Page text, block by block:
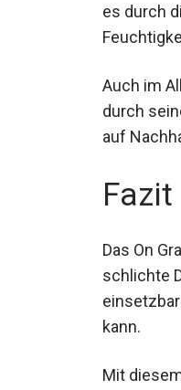
es durch
Auch im
durch
auf
Fazit
Das On
schlichte
kann.
Mit